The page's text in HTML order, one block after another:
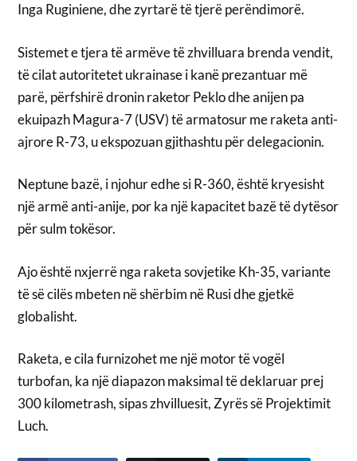
Inga Ruginiene, dhe zyrtarë të tjerë perëndimorë.
Sistemet e tjera të armëve të zhvilluara brenda vendit,
të cilat autoritetet ukrainase i kanë prezantuar më
parë, përfshirë dronin raketor Peklo dhe anijen pa
ekuipazh Magura-7 (USV) të armatosur me raketa anti-
ajrore R-73, u ekspozuan gjithashtu për delegacionin.
Neptune bazë, i njohur edhe si R-360, është kryesisht
një armë anti-anije, por ka një kapacitet bazë të dytësor
për sulm tokësor.
Ajo është nxjerrë nga raketa sovjetike Kh-35, variante
të së cilës mbeten në shërbim në Rusi dhe gjetkë
globalisht.
Raketa, e cila furnizohet me një motor të vogël
turbofan, ka një diapazon maksimal të deklaruar prej
300 kilometrash, sipas zhvilluesit, Zyrës së Projektimit
Luch.